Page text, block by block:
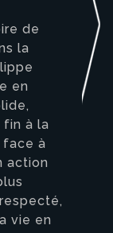
de
la
en
à la
face à
action
vie en